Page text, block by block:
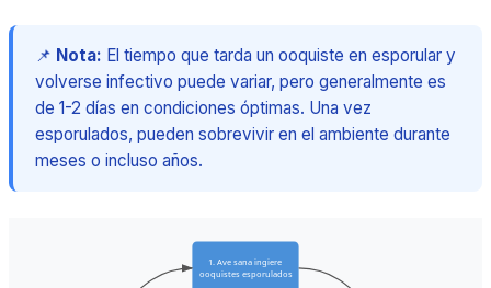
📌 Nota: El tiempo que tarda un ooquiste en esporular y
volverse infectivo puede variar, pero generalmente es
de 1-2 días en condiciones óptimas. Una vez
esporulados, pueden sobrevivir en el ambiente durante
meses o incluso años.
1. Ave sana ingiere
ooquistes esporulados